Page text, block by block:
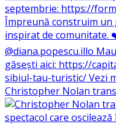
Christopher Nolan